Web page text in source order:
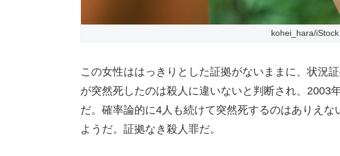
kohei_hara/iStock
この女性ははっきりとした証拠がないままに、状況
が突然死したのは殺人に違いないと判断され、2003
だ。確率論的に4人も続けて突然死するのはありえ
ようだ。証拠なき殺人罪だ。